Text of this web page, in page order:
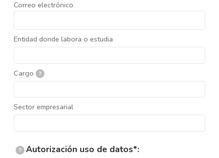
Correo electrónico
Entidad donde labora o estudia
Cargo ?
Sector empresarial
? Autorización uso de datos*: